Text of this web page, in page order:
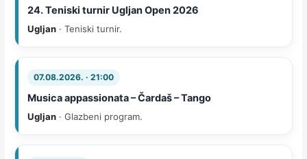
24. Teniski turnir Ugljan Open 2026
Ugljan · Teniski turnir.
07.08.2026. · 21:00
Musica appassionata – Čardaš – Tango
Ugljan · Glazbeni program.